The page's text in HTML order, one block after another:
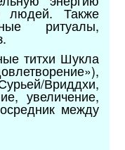
людей. Также
ритуалы,
титхи Шукла
Вриддхи,
увеличение,
между